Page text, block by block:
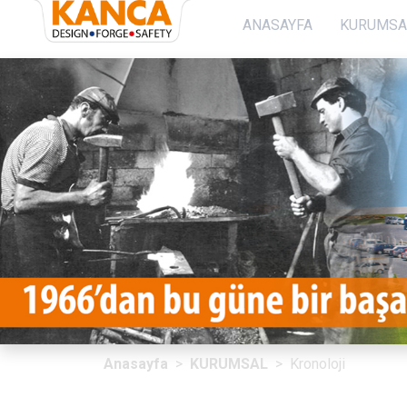
ANASAYFA
Anasayfa
KURUMSAL
SOSYAL PROJELERİMİZ
Üretim
Sürdürülebilirlik
İletişim
Anasayfa KURUMSAL Kronoloji